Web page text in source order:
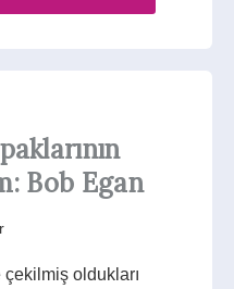
Bob Egan
oldukları